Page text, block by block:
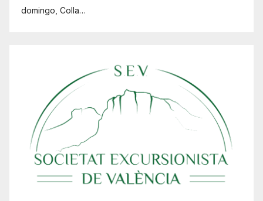
domingo, Colla…